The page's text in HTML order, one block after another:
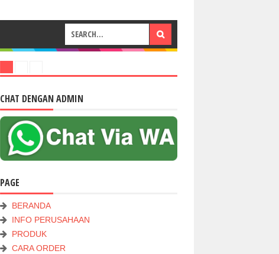
CHAT DENGAN ADMIN
PAGE
BERANDA
INFO PERUSAHAAN
PRODUK
CARA ORDER